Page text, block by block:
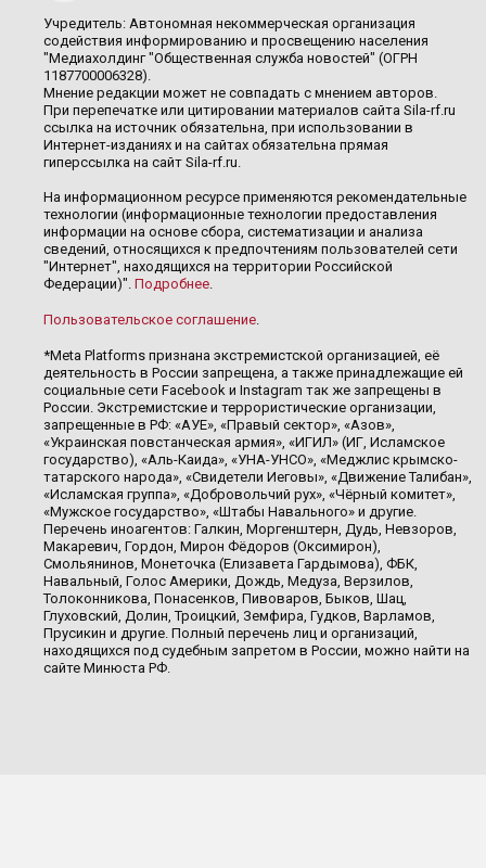
Учредитель: Автономная некоммерческая организация
содействия информированию и просвещению населения
"Медиахолдинг "Общественная служба новостей" (ОГРН
1187700006328).
Мнение редакции может не совпадать с мнением авторов.
При перепечатке или цитировании материалов сайта Sila-rf.ru
ссылка на источник обязательна, при использовании в
Интернет-изданиях и на сайтах обязательна прямая
гиперссылка на сайт Sila-rf.ru.
На информационном ресурсе применяются рекомендательные
технологии (информационные технологии предоставления
информации на основе сбора, систематизации и анализа
сведений, относящихся к предпочтениям пользователей сети
"Интернет", находящихся на территории Российской
Федерации)". Подробнее.
Пользовательское соглашение.
*Meta Platforms признана экстремистской организацией, её
деятельность в России запрещена, а также принадлежащие ей
социальные сети Facebook и Instagram так же запрещены в
России. Экстремистские и террористические организации,
запрещенные в РФ: «АУЕ», «Правый сектор», «Азов»,
«Украинская повстанческая армия», «ИГИЛ» (ИГ, Исламское
государство), «Аль-Каида», «УНА-УНСО», «Меджлис крымско-
татарского народа», «Свидетели Иеговы», «Движение Талибан»,
«Исламская группа», «Добровольчий рух», «Чёрный комитет»,
«Мужское государство», «Штабы Навального» и другие.
Перечень иноагентов: Галкин, Моргенштерн, Дудь, Невзоров,
Макаревич, Гордон, Мирон Фёдоров (Оксимирон),
Смольянинов, Монеточка (Елизавета Гардымова), ФБК,
Навальный, Голос Америки, Дождь, Медуза, Верзилов,
Толоконникова, Понасенков, Пивоваров, Быков, Шац,
Глуховский, Долин, Троицкий, Земфира, Гудков, Варламов,
Прусикин и другие. Полный перечень лиц и организаций,
находящихся под судебным запретом в России, можно найти на
сайте Минюста РФ.